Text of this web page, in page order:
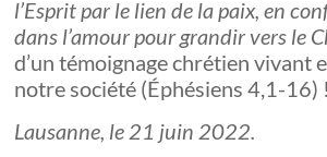
l’Esprit par le lien de la paix, en
dans l’amour pour grandir vers le
d’un témoignage chrétien vivant
notre société (Éphésiens 4,1-16) !
Lausanne, le 21 juin 2022.